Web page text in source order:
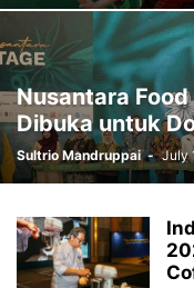
Nusantara
Dibuka untuk
Sultrio Mandruppai - July